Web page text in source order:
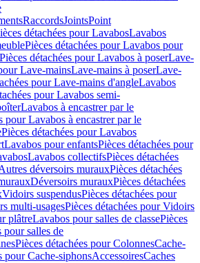
RaccordsJointsPoint
détachées pour LavabosLavabos
Pièces détachées pour Lavabos pour
Pièces détachées pour Lavabos à poserLave-
Lave-mainsLave-mains à poserLave-
pour Lave-mains d'angleLavabos
pour Lavabos semi-
Lavabos à encastrer par le
pour Lavabos à encastrer par le
Pièces détachées pour Lavabos
Lavabos pour enfantsPièces détachées pour
Lavabos collectifsPièces détachées
déversoirs murauxPièces détachées
Déversoirs murauxPièces détachées
Vidoirs suspendusPièces détachées pour
multi-usagesPièces détachées pour Vidoirs
plâtreLavabos pour salles de classePièces
pour salles de
Pièces détachées pour ColonnesCache-
pour Cache-siphonsAccessoiresCaches